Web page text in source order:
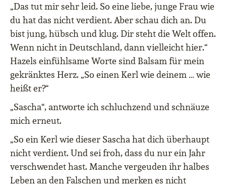
„Das tut mir sehr leid. So eine liebe, junge Frau wie
du hat das nicht verdient. Aber schau dich an. Du
bist jung, hübsch und klug. Dir steht die Welt offen.
Wenn nicht in Deutschland, dann vielleicht hier.“
Hazels einfühlsame Worte sind Balsam für mein
gekränktes Herz. „So einen Kerl wie deinem … wie
heißt er?“
„Sascha“, antworte ich schluchzend und schnäuze
mich erneut.
„So ein Kerl wie dieser Sascha hat dich überhaupt
nicht verdient. Und sei froh, dass du nur ein Jahr
verschwendet hast. Manche vergeuden ihr halbes
Leben an den Falschen und merken es nicht